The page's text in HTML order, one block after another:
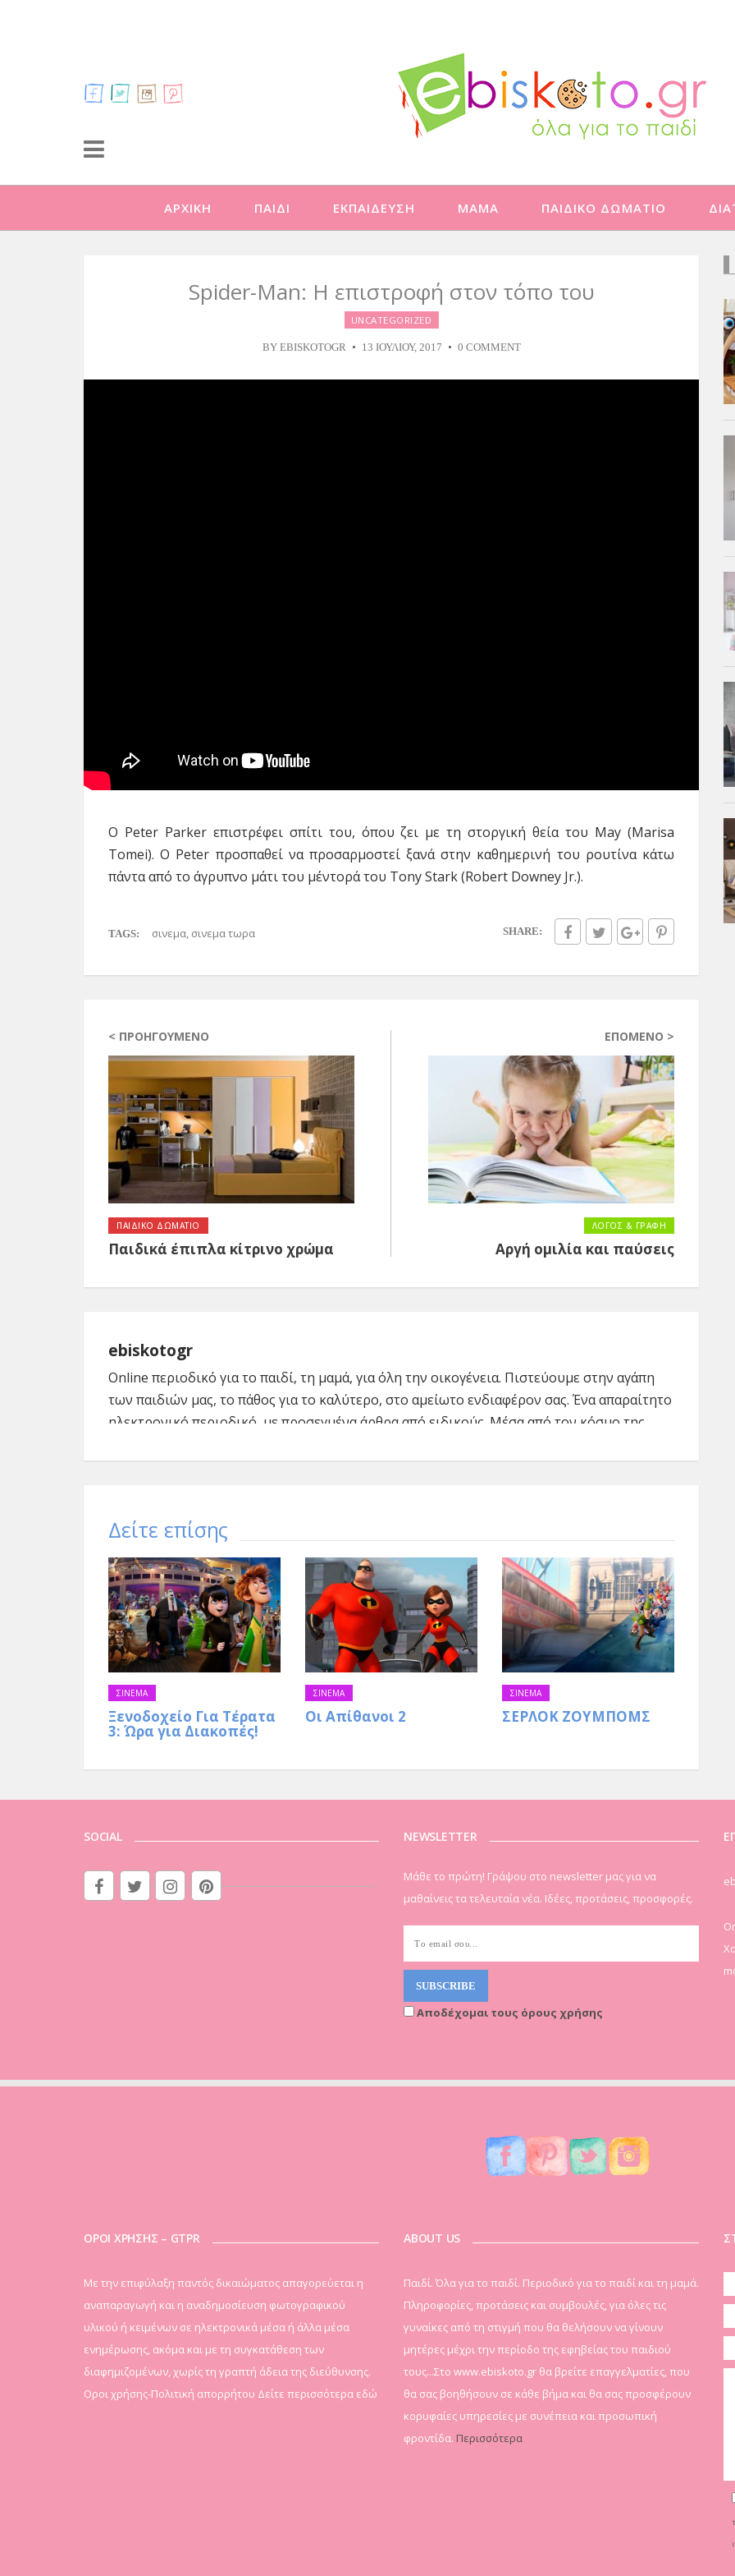
ΑΡΧΙΚΗ ΠΑΙΔΙ ΕΚΠΑΙΔΕΥΣΗ ΜΑΜΑ ΠΑΙΔΙΚΟ ΔΩΜΑΤΙΟ
Spider-Man: Η επιστροφή στον τόπο του
UNCATEGORIZED
BY EBISKOTOGR 13 ΙΟΥΛΊΟΥ, 2017 0 COMMENT
O Peter Parker επιστρέφει σπίτι του, όπου ζει με τη στοργική θεία του May (Marisa
Tomei). Ο Peter προσπαθεί να προσαρμοστεί ξανά στην καθημερινή του ρουτίνα κάτω
πάντα από το άγρυπνο μάτι του μέντορά του Tony Stark (Robert Downey Jr.).
TAGS: σινεμα, σινεμα τωρα SHARE:
< ΠΡΟΗΓΟΎΜΕΝΟ
ΠΑΙΔΙΚΟ ΔΩΜΑΤΙΟ
Παιδικά έπιπλα κίτρινο χρώμα
ΕΠΌΜΕΝΟ >
ΛΟΓΟΣ & ΓΡΑΦΗ
Αργή ομιλία και παύσεις
ebiskotogr
Online περιοδικό για το παιδί, τη μαμά, για όλη την οικογένεια. Πιστεύουμε στην αγάπη
των παιδιών μας, το πάθος για το καλύτερο, στο αμείωτο ενδιαφέρον σας. Ένα απαραίτητο
ηλεκτρονικό περιοδικό, με προσεγμένα άρθρα από ειδικούς. Μέσα από τον κόσμο της
μέσα από ενημερωτικά άρθρα, top θέματα που πιστεύουμε ότι πρέπει να γνωρίζετε, να
Δείτε επίσης
ΣΙΝΕΜΑ
Ξενοδοχείο Για Τέρατα
3: Ώρα για Διακοπές!
ΣΙΝΕΜΑ
Οι Απίθανοι 2
ΣΙΝΕΜΑ
ΣΕΡΛΟΚ ΖΟΥΜΠΟΜΣ
SOCIAL NEWSLETTER
Μάθε το πρώτη! Γράψου στο newsletter μας για να
μαθαίνεις τα τελευταία νέα. Ιδέες, προτάσεις, προσφορές.
Αποδέχομαι τους όρους χρήσης
ΟΡΟΙ ΧΡΗΣΗΣ – GTPR
Mε την επιφύλαξη παντός δικαιώματος απαγορεύεται η
αναπαραγωγή και η αναδημοσίευση φωτογραφικού
υλικού ή κειμένων σε ηλεκτρονικά μέσα ή άλλα μέσα
ενημέρωσης, ακόμα και με τη συγκατάθεση των
διαφημιζομένων, χωρίς τη γραπτή άδεια της διεύθυνσης.
Οροι χρήσης-Πολιτική απορρήτου Δείτε περισσότερα εδώ
ABOUT US
Παιδί. Όλα για το παιδί. Περιοδικό για το παιδί και τη μαμά.
Πληροφορίες, προτάσεις και συμβουλές, για όλες τις
γυναίκες από τη στιγμή που θα θελήσουν να γίνουν
μητέρες μέχρι την περίοδο της εφηβείας του παιδιού
τους...Στο www.ebiskoto.gr θα βρείτε επαγγελματίες, που
θα σας βοηθήσουν σε κάθε βήμα και θα σας προσφέρουν
κορυφαίες υπηρεσίες με συνέπεια και προσωπική
φροντίδα. Περισσότερα